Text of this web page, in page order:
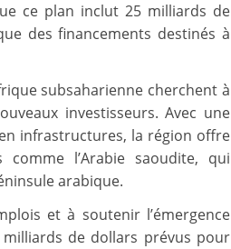
ce plan inclut 25 milliards de
des financements destinés à
subsaharienne cherchent à
investisseurs. Avec une
infrastructures, la région offre
l’Arabie saoudite, qui
arabique.
et à soutenir l’émergence
milliards de dollars prévus pour